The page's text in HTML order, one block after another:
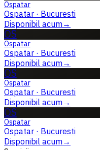
Ospatar
Ospatar · Bucuresti
Disponibil acum→
OS
Ospatar
Ospatar · Bucuresti
Disponibil acum→
OS
Ospatar
Ospatar · Bucuresti
Disponibil acum→
OS
Ospatar
Ospatar · Bucuresti
Disponibil acum→